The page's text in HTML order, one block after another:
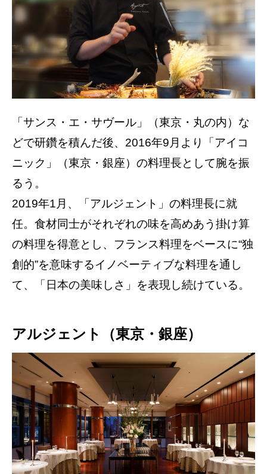
「サンス・エ・サヴール」（東京・丸の内）な
どで研鑽を積んだ後、2016年9月より「アイコ
ニック」（東京・銀座）の料理長として腕を振
るう。
2019年1月、「アルジェント」の料理長に就
任。食材同士がそれぞれの味を高めあう掛け算
の料理を得意とし、フランス料理をベースに“独
創的”を意味するイノベーティブな料理を通し
て、「日本の美味しさ」を表現し続けている。
アルジェント（東京・銀座）